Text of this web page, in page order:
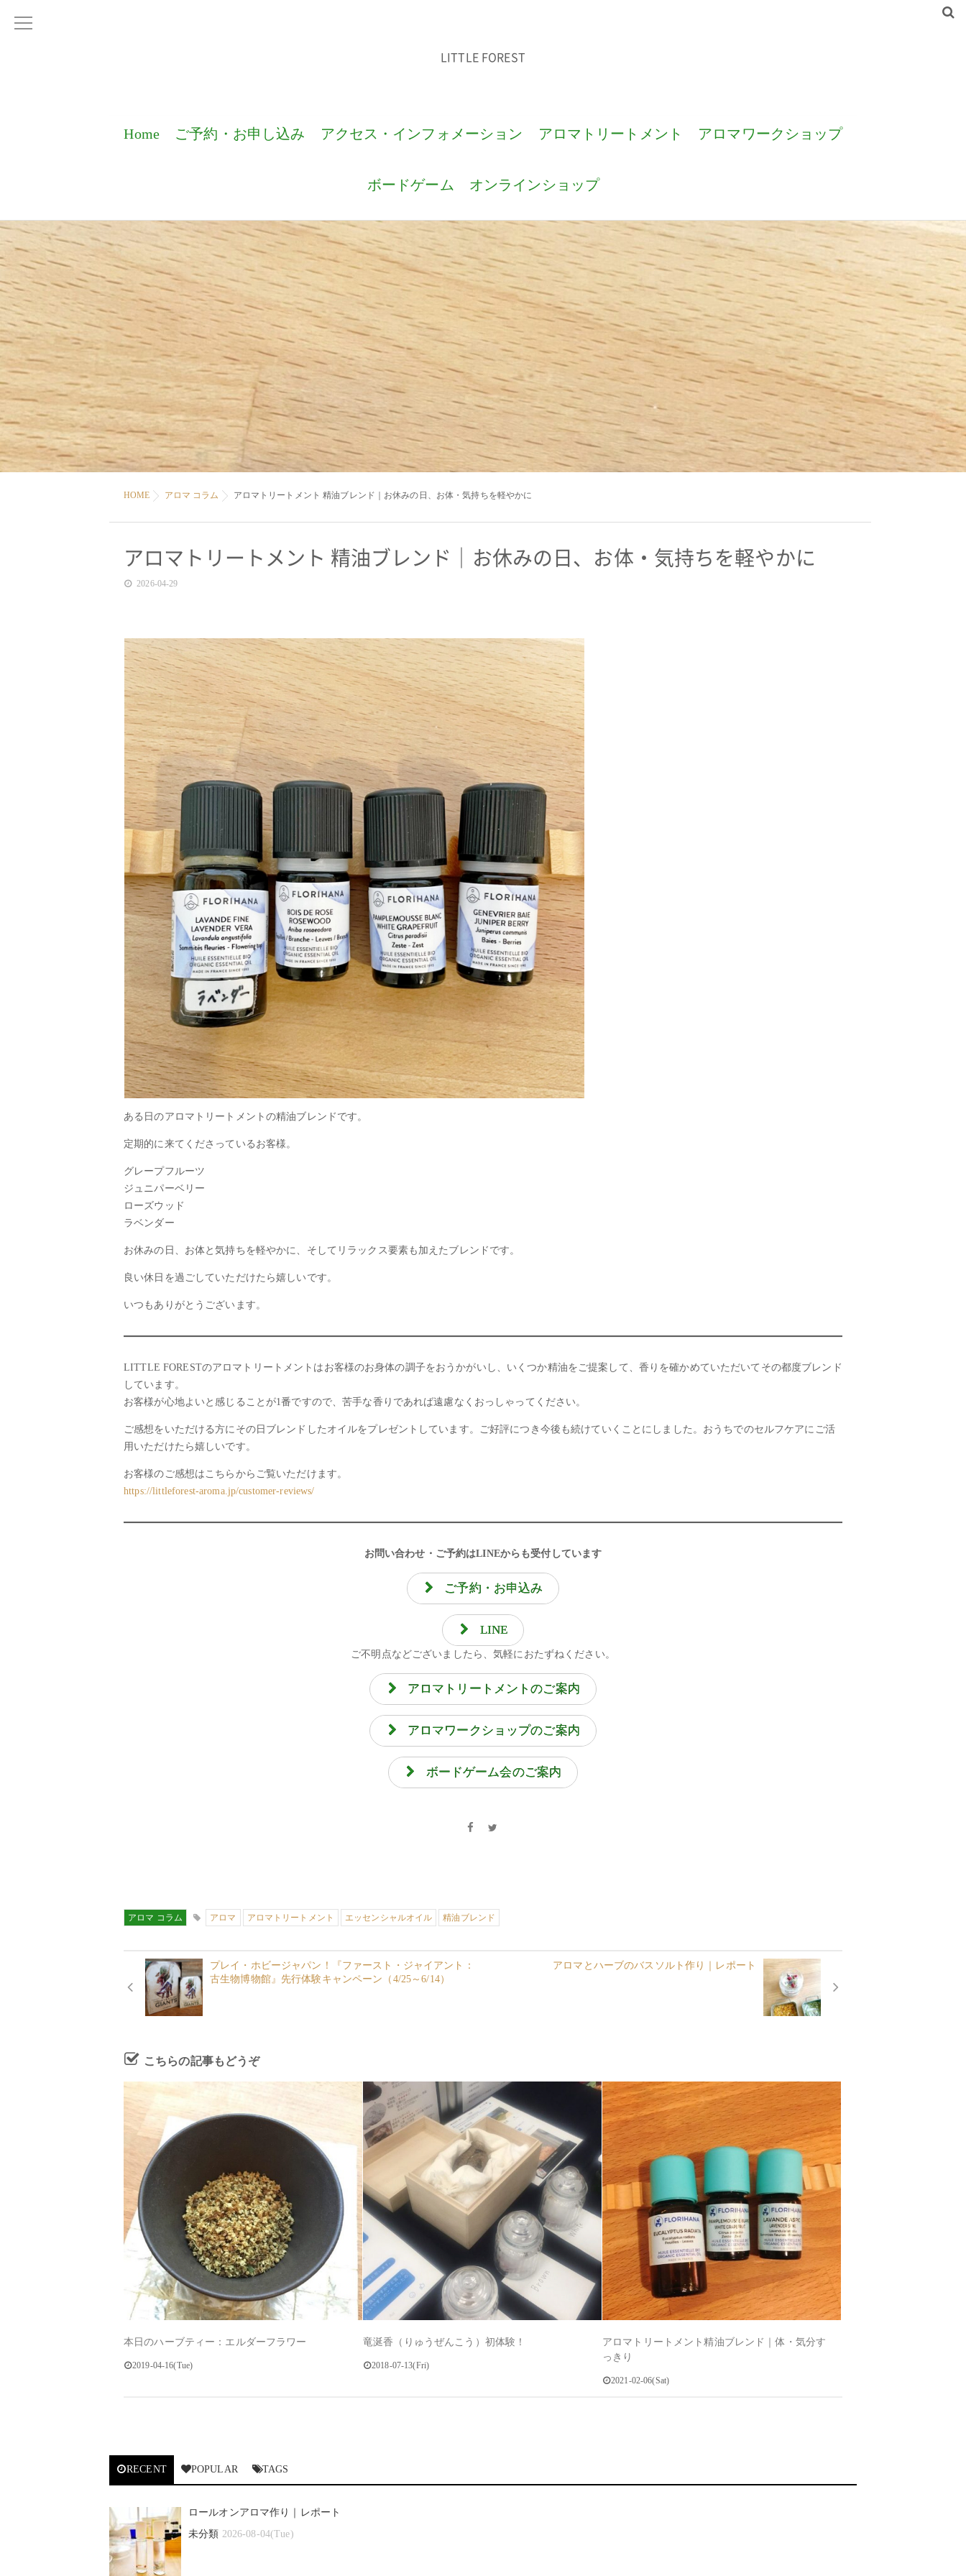
LITTLE FOREST
Home ご予約・お申し込み アクセス・インフォメーション アロマトリートメント アロマワークショップ
ボードゲーム オンラインショップ
HOME アロマ コラム アロマトリートメント 精油ブレンド｜お休みの日、お体・気持ちを軽やかに
アロマトリートメント 精油ブレンド｜お休みの日、お体・気持ちを軽やかに
2026-04-29
ある日のアロマトリートメントの精油ブレンドです。
定期的に来てくださっているお客様。
グレープフルーツ
ジュニパーベリー
ローズウッド
ラベンダー
お休みの日、お体と気持ちを軽やかに、そしてリラックス要素も加えたブレンドです。
良い休日を過ごしていただけたら嬉しいです。
いつもありがとうございます。
LITTLE FORESTのアロマトリートメントはお客様のお身体の調子をおうかがいし、いくつか精油をご提案して、香りを確かめていただいてその都度ブレンド
しています。
お客様が心地よいと感じることが1番ですので、苦手な香りであれば遠慮なくおっしゃってください。
ご感想をいただける方にその日ブレンドしたオイルをプレゼントしています。ご好評につき今後も続けていくことにしました。おうちでのセルフケアにご活
用いただけたら嬉しいです。
お客様のご感想はこちらからご覧いただけます。
https://littleforest-aroma.jp/customer-reviews/
お問い合わせ・ご予約はLINEからも受付しています
ご予約・お申込み
LINE
ご不明点などございましたら、気軽におたずねください。
アロマトリートメントのご案内
アロマワークショップのご案内
ボードゲーム会のご案内
アロマ コラム アロマ アロマトリートメント エッセンシャルオイル 精油ブレンド
プレイ・ホビージャパン！『ファースト・ジャイアント：
古生物博物館』先行体験キャンペーン（4/25～6/14）
アロマとハーブのバスソルト作り｜レポート
こちらの記事もどうぞ
本日のハーブティー：エルダーフラワー
2019-04-16(Tue)
竜涎香（りゅうぜんこう）初体験！
2018-07-13(Fri)
アロマトリートメント精油ブレンド｜体・気分す
っきり
2021-02-06(Sat)
RECENT POPULAR TAGS
ロールオンアロマ作り｜レポート
未分類 2026-08-04(Tue)